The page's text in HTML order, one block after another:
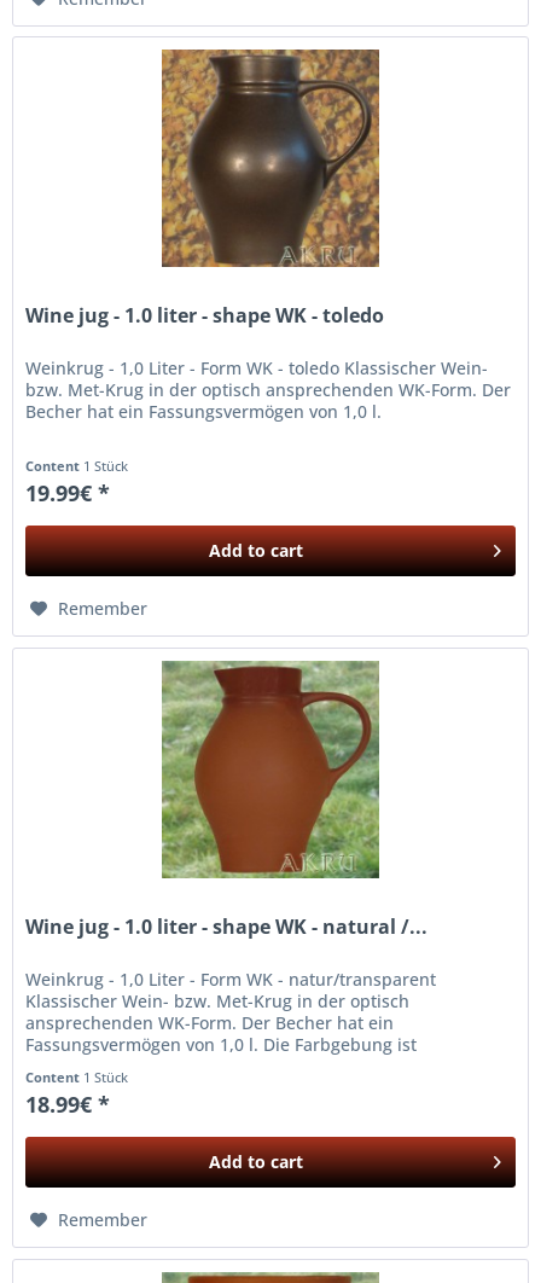
Wine jug - 1.0 liter - shape WK - toledo
Weinkrug - 1,0 Liter - Form WK - toledo Klassischer Wein-
bzw. Met-Krug in der optisch ansprechenden WK-Form. Der
Becher hat ein Fassungsvermögen von 1,0 l.
Content 1 Stück
19.99€ *
Add to cart
Remember
Wine jug - 1.0 liter - shape WK - natural /...
Weinkrug - 1,0 Liter - Form WK - natur/transparent
Klassischer Wein- bzw. Met-Krug in der optisch
ansprechenden WK-Form. Der Becher hat ein
Fassungsvermögen von 1,0 l. Die Farbgebung ist
Content 1 Stück
18.99€ *
Add to cart
Remember